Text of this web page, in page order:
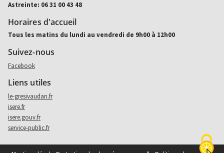
Astreinte: 06 31 00 43 48
Horaires d'accueil
Tous les matins du lundi au vendredi de 9h00 à 12h00
Suivez-nous
Aller sur facebook (nouvel onglet)
Facebook
Liens utiles
le-gresivaudan.fr
isere.fr
isere.gouv.fr
service-public.fr